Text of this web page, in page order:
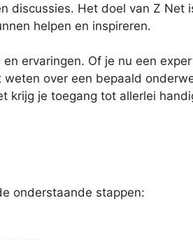
discussies. Het doel van Z Net
helpen en inspireren.
ervaringen. Of je nu een
over een bepaald
krijg je toegang tot allerlei
onderstaande stappen: